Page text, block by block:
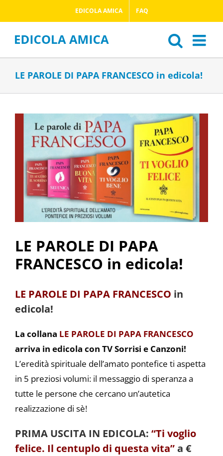
al
contenuto
EDICOLA AMICA FAQ
LE PAROLE DI PAPA FRANCESCO in edicola!
Ingrandisci
immagine
LE PAROLE DI PAPA
FRANCESCO in edicola!
LE PAROLE DI PAPA FRANCESCO in
edicola!
La collana LE PAROLE DI PAPA FRANCESCO
arriva in edicola con TV Sorrisi e Canzoni!
L’eredità spirituale dell’amato pontefice ti aspetta
in 5 preziosi volumi: il messaggio di speranza a
tutte le persone che cercano un’autetica
realizzazione di sè!
PRIMA USCITA IN EDICOLA: “Ti voglio
felice. Il centuplo di questa vita”a €